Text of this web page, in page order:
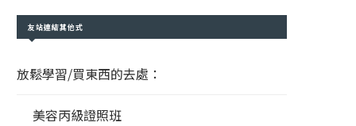
友站連結其他式
放鬆學習/買東西的去處：
美容丙級證照班